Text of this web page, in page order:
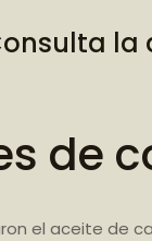
la
de
el aceite de